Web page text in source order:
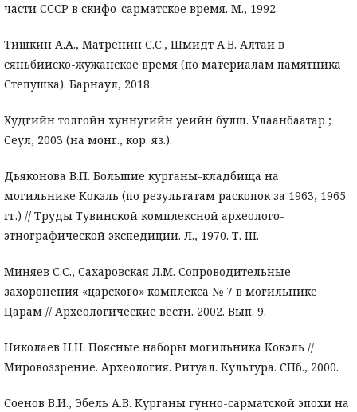
части СССР в скифо-сарматское время. М., 1992.
Тишкин А.А., Матренин С.С., Шмидт А.В. Алтай в
сяньбийско-жужанское время (по материалам памятника
Степушка). Барнаул, 2018.
Худгийн толгойн хуннугийн уеийн булш. Улаанбаатар ;
Сеул, 2003 (на монг., кор. яз.).
Дьяконова В.П. Большие курганы-кладбища на
могильнике Кокэль (по результатам раскопок за 1963, 1965
гг.) // Труды Тувинской комплексной археолого-
этнографической экспедиции. Л., 1970. Т. III.
Миняев С.С., Сахаровская Л.М. Сопроводительные
захоронения «царского» комплекса № 7 в могильнике
Царам // Археологические вести. 2002. Вып. 9.
Николаев Н.Н. Поясные наборы могильника Кокэль //
Мировоззрение. Археология. Ритуал. Культура. СПб., 2000.
Соенов В.И., Эбель А.В. Курганы гунно-сарматской эпохи на